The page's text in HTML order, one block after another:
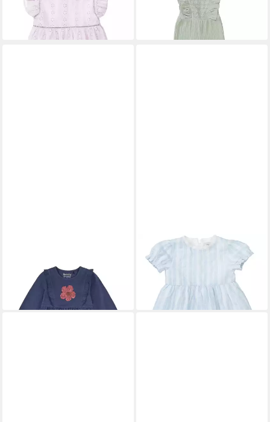
22,39 €
UVP 27,99 € UVP29,99 €
22,39 €
27,99 €
-20%
STACCATO
A-Linien-Kleid
Md.-Kleid
25,99 €